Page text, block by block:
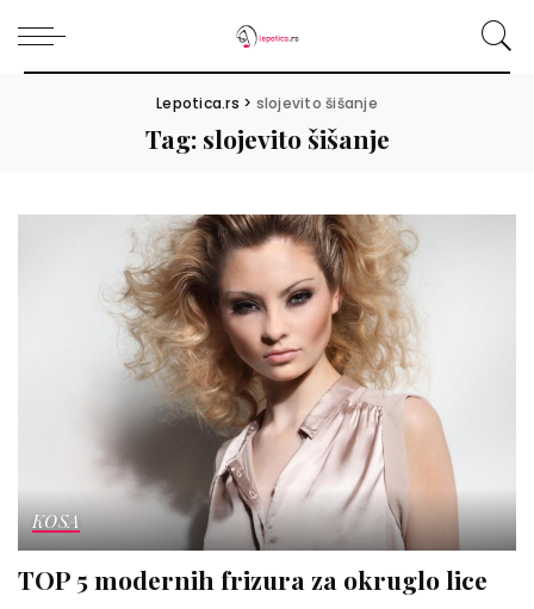
Lepotica.rs > slojevito šišanje
Tag: slojevito šišanje
KOSA
TOP 5 modernih frizura za okruglo lice